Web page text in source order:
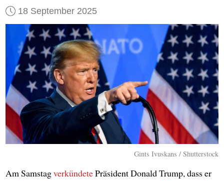
18 September 2025
Gints Ivuskans / Shutterstock
Am SamstagverkündetePräsident Donald Trump, dass er